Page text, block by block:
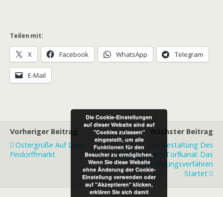
Teilen mit:
X Facebook WhatsApp Telegram
E-Mail
Vorheriger Beitrag
Ostergrüße Auf Dem
Findorffmarkt
Nächster Beitrag
Die Gestaltung Des
Grünzuges Am Torfkanal: Das
Beteiligungsverfahren
Startet
Die Cookie-Einstellungen
auf dieser Website sind auf
"Cookies zulassen"
eingestellt, um alle
Funktionen für den
Besucher zu ermöglichen.
Wenn Sie diese Website
ohne Änderung der Cookie-
Einstellung verwenden oder
auf "Akzeptieren" klicken,
erklären Sie sich damit